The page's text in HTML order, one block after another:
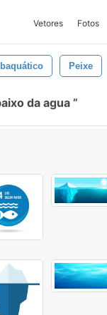
Vetores Fotos
Peixe
da agua